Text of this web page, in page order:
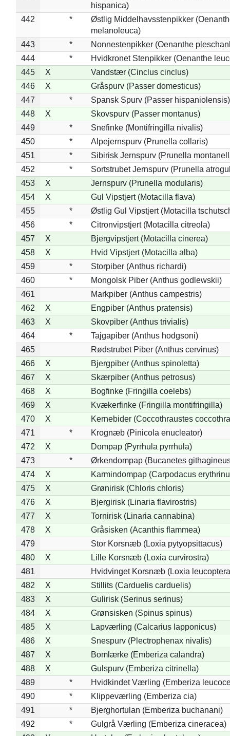
hispanica)
442
*
Østlig Middelhavsstenpikker
melanoleuca)
443
*
Nonnestenpikker (Oenanthe
444
*
Hvidkronet Stenpikker (Oenanthe
445
X
Vandstær (Cinclus cinclus)
446
X
Gråspurv (Passer domesticus)
447
*
Spansk Spurv (Passer hispaniolensis)
448
X
Skovspurv (Passer montanus)
449
*
Snefinke (Montifringilla nivalis)
450
*
Alpejernspurv (Prunella collaris)
451
*
Sibirisk Jernspurv (Prunella
452
*
Sortstrubet Jernspurv (Prunella
453
X
Jernspurv (Prunella modularis)
454
X
Gul Vipstjert (Motacilla flava)
455
*
Østlig Gul Vipstjert (Motacilla
456
*
Citronvipstjert (Motacilla citreola)
457
X
Bjergvipstjert (Motacilla cinerea)
458
X
Hvid Vipstjert (Motacilla alba)
459
*
Storpiber (Anthus richardi)
460
*
Mongolsk Piber (Anthus godlewskii)
461
Markpiber (Anthus campestris)
462
X
Engpiber (Anthus pratensis)
463
X
Skovpiber (Anthus trivialis)
464
*
Tajgapiber (Anthus hodgsoni)
465
Rødstrubet Piber (Anthus cervinus)
466
X
Bjergpiber (Anthus spinoletta)
467
X
Skærpiber (Anthus petrosus)
468
X
Bogfinke (Fringilla coelebs)
469
X
Kvækerfinke (Fringilla montifringilla)
470
X
Kernebider (Coccothraustes
471
*
Krognæb (Pinicola enucleator)
472
X
Dompap (Pyrrhula pyrrhula)
473
*
Ørkendompap (Bucanetes
474
X
Karmindompap (Carpodacus
475
X
Grønirisk (Chloris chloris)
476
X
Bjergirisk (Linaria flavirostris)
477
X
Tornirisk (Linaria cannabina)
478
X
Gråsisken (Acanthis flammea)
479
Stor Korsnæb (Loxia pytyopsittacus)
480
X
Lille Korsnæb (Loxia curvirostra)
481
Hvidvinget Korsnæb (Loxia
482
X
Stillits (Carduelis carduelis)
483
X
Gulirisk (Serinus serinus)
484
X
Grønsisken (Spinus spinus)
485
X
Lapværling (Calcarius lapponicus)
486
X
Snespurv (Plectrophenax nivalis)
487
X
Bomlærke (Emberiza calandra)
488
X
Gulspurv (Emberiza citrinella)
489
*
Hvidkindet Værling (Emberiza
490
*
Klippeværling (Emberiza cia)
491
*
Bjerghortulan (Emberiza buchanani)
492
*
Gulgrå Værling (Emberiza cineracea)